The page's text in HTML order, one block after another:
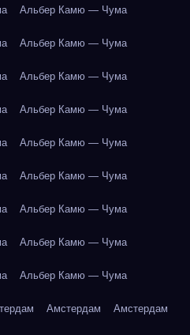
Альбер Камю — Чума
Альбер Камю — Чума
Альбер Камю — Чума
Альбер Камю — Чума
Альбер Камю — Чума
Альбер Камю — Чума
Альбер Камю — Чума
Альбер Камю — Чума
Альбер Камю — Чума
Амстердам Амстердам